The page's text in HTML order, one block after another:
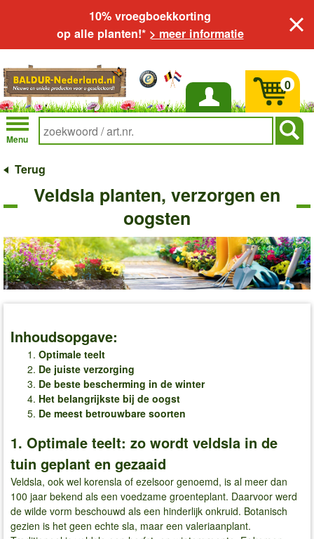
10% vroegboekkorting
op alle planten!* > meer informatie
Inloggen
Menu
0
Terug
Veldsla planten, verzorgen en
oogsten
Inhoudsopgave:
Optimale teelt
De juiste verzorging
De beste bescherming in de winter
Het belangrijkste bij de oogst
De meest betrouwbare soorten
1. Optimale teelt: zo wordt veldsla in de
tuin geplant en gezaaid
Veldsla, ook wel korensla of ezelsoor genoemd, is al meer dan
100 jaar bekend als een voedzame groenteplant. Daarvoor werd
de wilde vorm beschouwd als een hinderlijk onkruid. Botanisch
gezien is het geen echte sla, maar een valeriaanplant.